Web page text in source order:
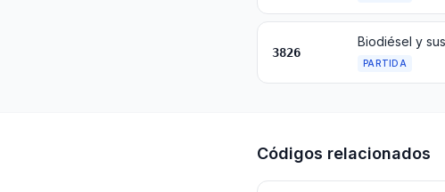
3826
PARTIDA
Códigos relacionados